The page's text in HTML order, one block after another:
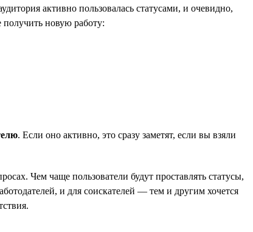
активно пользовалась статусами, и очевидно,
получить новую работу:
. Если оно активно, это сразу заметят, если вы взяли
Чем чаще пользователи будут проставлять статусы,
и для соискателей — тем и другим хочется